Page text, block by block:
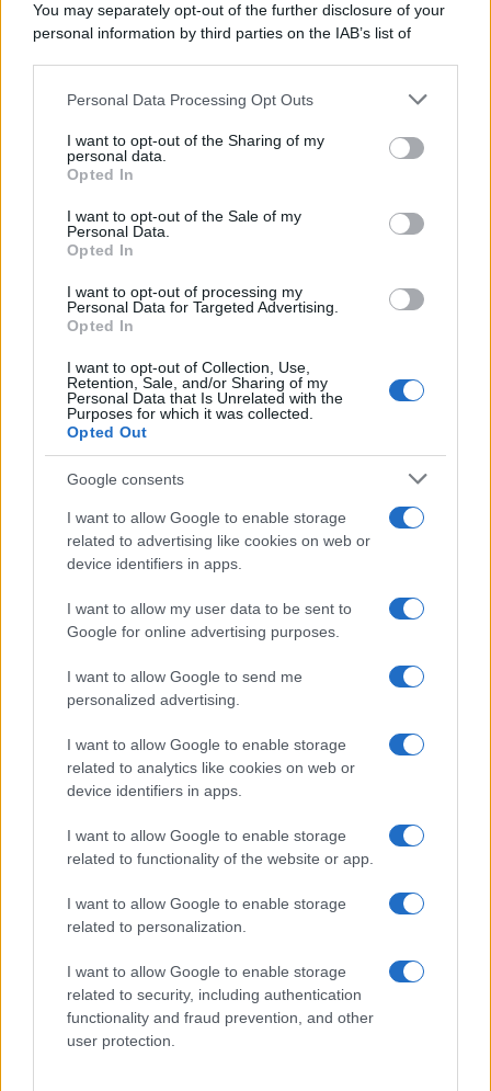
You may separately opt-out of the further disclosure of your
personal information by third parties on the IAB’s list of
This information may also be disclosed by us to third parties
disclose it to other third parties.
Please note that this website/app uses one or more Google
services and may gather and store information including but
not limited to your visit or usage behaviour. You may click to
grant or deny consent to Google and its third-party tags to
consent section.
Personal Data Processing Opt Outs
I want to opt-out of the Sharing of my
personal data.
Opted In
I want to opt-out of the Sale of my
Personal Data.
Opted In
I want to opt-out of processing my
Personal Data for Targeted Advertising.
Opted In
I want to opt-out of Collection, Use,
Retention, Sale, and/or Sharing of my
Personal Data that Is Unrelated with the
Purposes for which it was collected.
Opted Out
Google consents
I want to allow Google to enable storage
related to advertising like cookies on web or
device identifiers in apps.
I want to allow my user data to be sent to
Google for online advertising purposes.
I want to allow Google to send me
personalized advertising.
I want to allow Google to enable storage
related to analytics like cookies on web or
device identifiers in apps.
I want to allow Google to enable storage
related to functionality of the website or app.
I want to allow Google to enable storage
related to personalization.
I want to allow Google to enable storage
related to security, including authentication
functionality and fraud prevention, and other
user protection.